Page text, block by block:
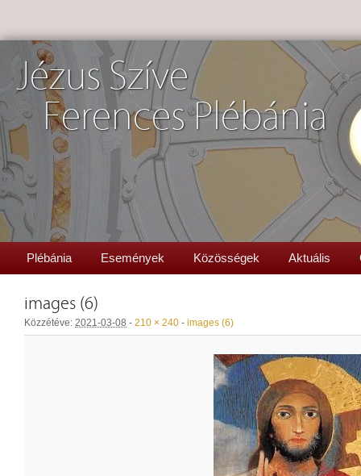
Jézus Szíve
Ferences Plébánia
Plébánia Események Közösségek Aktuális
images (6)
Közzétéve: 2021-03-08 - 210 × 240 - images (6)